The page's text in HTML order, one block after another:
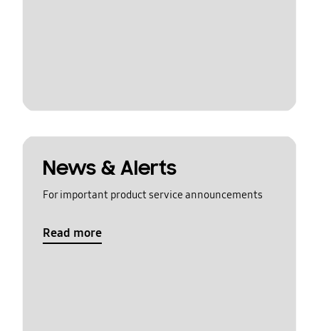
News & Alerts
For important product service announcements
Read more